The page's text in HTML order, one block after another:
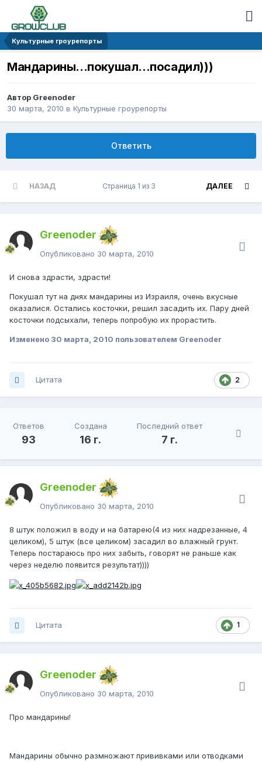
Культурные гроурепорты
Мандарины...покушал...посадил)))
Автор Greenoder
30 марта, 2010 в Культурные гроурепорты
Ответить
НАЗАД ДАЛЕЕ
Страница 1 из 3
Greenoder
Опубликовано 30 марта, 2010
И снова здрасти, здрасти!
Покушал тут на днях мандарины из Израиля, очень вкусные
оказалися. Остались косточки, решил засадить их. Пару дней
косточки подсыхали, теперь попробую их прорастить.
Изменено 30 марта, 2010 пользователем Greenoder
2
Цитата
Ответов
93
Создана
16 г.
Последний ответ
7 г.
Greenoder
Опубликовано 30 марта, 2010
8 штук положил в воду и на батарею(4 из них надрезанные, 4
целиком), 5 штук (все целиком) засадил во влажный грунт.
Теперь постараюсь про них забыть, говорят не раньше как
через неделю появится результат))))
1
Цитата
Greenoder
Опубликовано 30 марта, 2010
Про мандарины!
Мандарины обычно размножают прививками или отводками